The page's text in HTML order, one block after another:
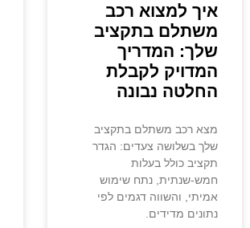
איך למצוא רכב
משתלם בתקציב
שלך: המדריך
המדויק לקבלת
החלטה נבונה
מצא רכב משתלם בתקציב
שלך בשלושה צעדים: הגדר
תקציב כולל בעלות
חמש-שנתית, נתח שימוש
אמיתי, והשווה דגמים לפי
נתונים מדידים.